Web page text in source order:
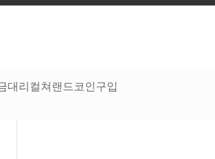
대리컬쳐랜드코인구입